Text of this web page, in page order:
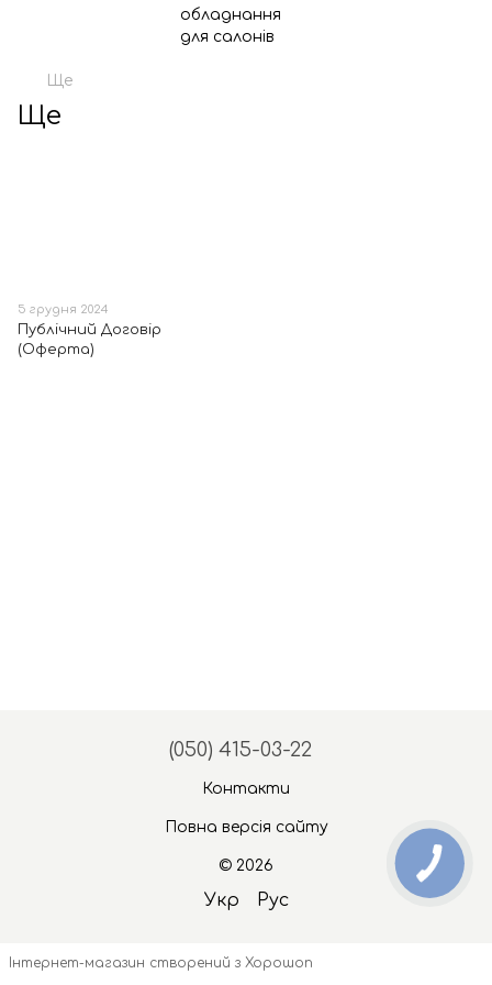
Ще
Ще
5 грудня 2024
Публічний Договір
(Оферта)
(050) 415-03-22
Контакти
Повна версія сайту
© 2026
Укр Рус
Інтернет-магазин створений з Хорошоп